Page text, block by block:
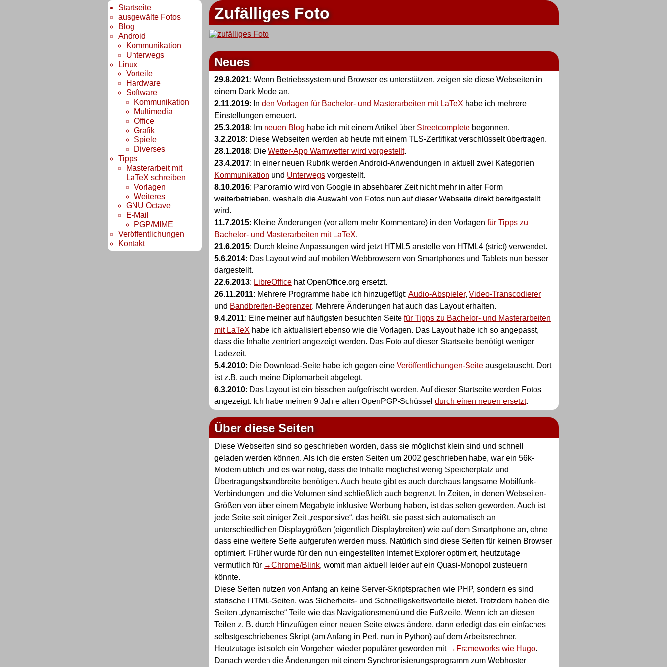
Startseite
ausgewälte Fotos
Blog
Android
Kommunikation
Unterwegs
Linux
Vorteile
Hardware
Software
Kommunikation
Multimedia
Office
Grafik
Spiele
Diverses
Tipps
Masterarbeit mit
LaTeX schreiben
Vorlagen
Weiteres
GNU Octave
E-Mail
PGP/MIME
Veröffentlichungen
Kontakt
Zufälliges Foto
Neues
29.8.2021: Wenn Betriebssystem und Browser es unterstützen, zeigen sie diese Webseiten in
einem Dark Mode an.
2.11.2019: In den Vorlagen für Bachelor- und Masterarbeiten mit LaTeX habe ich mehrere
Einstellungen erneuert.
25.3.2018: Im neuen Blog habe ich mit einem Artikel über Streetcomplete begonnen.
3.2.2018: Diese Webseiten werden ab heute mit einem TLS-Zertifikat verschlüsselt übertragen.
28.1.2018: Die Wetter-App Warnwetter wird vorgestellt.
23.4.2017: In einer neuen Rubrik werden Android-Anwendungen in aktuell zwei Kategorien
Kommunikation und Unterwegs vorgestellt.
8.10.2016: Panoramio wird von Google in absehbarer Zeit nicht mehr in alter Form
weiterbetrieben, weshalb die Auswahl von Fotos nun auf dieser Webseite direkt bereitgestellt
wird.
11.7.2015: Kleine Änderungen (vor allem mehr Kommentare) in den Vorlagen für Tipps zu
Bachelor- und Masterarbeiten mit LaTeX.
21.6.2015: Durch kleine Anpassungen wird jetzt HTML5 anstelle von HTML4 (strict) verwendet.
5.6.2014: Das Layout wird auf mobilen Webbrowsern von Smartphones und Tablets nun besser
dargestellt.
22.6.2013: LibreOffice hat OpenOffice.org ersetzt.
26.11.2011: Mehrere Programme habe ich hinzugefügt: Audio-Abspieler, Video-Transcodierer
und Bandbreiten-Begrenzer. Mehrere Änderungen hat auch das Layout erhalten.
9.4.2011: Eine meiner auf häufigsten besuchten Seite für Tipps zu Bachelor- und Masterarbeiten
mit LaTeX habe ich aktualisiert ebenso wie die Vorlagen. Das Layout habe ich so angepasst,
dass die Inhalte zentriert angezeigt werden. Das Foto auf dieser Startseite benötigt weniger
Ladezeit.
5.4.2010: Die Download-Seite habe ich gegen eine Veröffentlichungen-Seite ausgetauscht. Dort
ist z.B. auch meine Diplomarbeit abgelegt.
6.3.2010: Das Layout ist ein bisschen aufgefrischt worden. Auf dieser Startseite werden Fotos
angezeigt. Ich habe meinen 9 Jahre alten OpenPGP-Schüssel durch einen neuen ersetzt.
Über diese Seiten
Diese Webseiten sind so geschrieben worden, dass sie möglichst klein sind und schnell
geladen werden können. Als ich die ersten Seiten um 2002 geschrieben habe, war ein 56k-
Modem üblich und es war nötig, dass die Inhalte möglichst wenig Speicherplatz und
Übertragungsbandbreite benötigen. Auch heute gibt es auch durchaus langsame Mobilfunk-
Verbindungen und die Volumen sind schließlich auch begrenzt. In Zeiten, in denen Webseiten-
Größen von über einem Megabyte inklusive Werbung haben, ist das selten geworden. Auch ist
jede Seite seit einiger Zeit „responsive“, das heißt, sie passt sich automatisch an
unterschiedlichen Displaygrößen (eigentlich Displaybreiten) wie auf dem Smartphone an, ohne
dass eine weitere Seite aufgerufen werden muss. Natürlich sind diese Seiten für keinen Browser
optimiert. Früher wurde für den nun eingestellten Internet Explorer optimiert, heutzutage
vermutlich für
Chrome/Blink, womit man aktuell leider auf ein Quasi-Monopol zusteuern
könnte.
Diese Seiten nutzen von Anfang an keine Server-Skriptsprachen wie PHP, sondern es sind
statische HTML-Seiten, was Sicherheits- und Schnelligskeitsvorteile bietet. Trotzdem haben die
Seiten „dynamische“ Teile wie das Navigationsmenü und die Fußzeile. Wenn ich an diesen
Teilen z. B. durch Hinzufügen einer neuen Seite etwas ändere, dann erledigt das ein einfaches
selbstgeschriebenes Skript (am Anfang in Perl, nun in Python) auf dem Arbeitsrechner.
Heutzutage ist solch ein Vorgehen wieder populärer geworden mit
Frameworks wie Hugo.
Danach werden die Änderungen mit einem Synchronisierungsprogramm zum Webhoster